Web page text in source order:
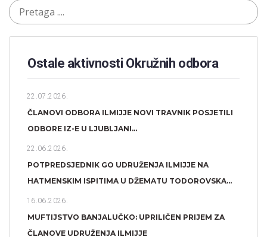
Ostale aktivnosti Okružnih odbora​
22.07.2026.
ČLANOVI ODBORA ILMIJJE NOVI TRAVNIK POSJETILI
ODBORE IZ-E U LJUBLJANI...
22.06.2026.
POTPREDSJEDNIK GO UDRUŽENJA ILMIJJE NA
HATMENSKIM ISPITIMA U DŽEMATU TODOROVSKA...
16.06.2026.
MUFTIJSTVO BANJALUČKO: UPRILIČEN PRIJEM ZA
ČLANOVE UDRUŽENJA ILMIJJE